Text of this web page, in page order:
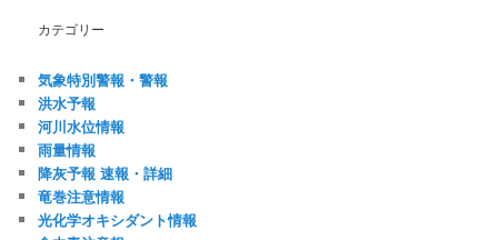
カテゴリー
気象特別警報・警報
洪水予報
河川水位情報
雨量情報
降灰予報 速報・詳細
竜巻注意情報
光化学オキシダント情報